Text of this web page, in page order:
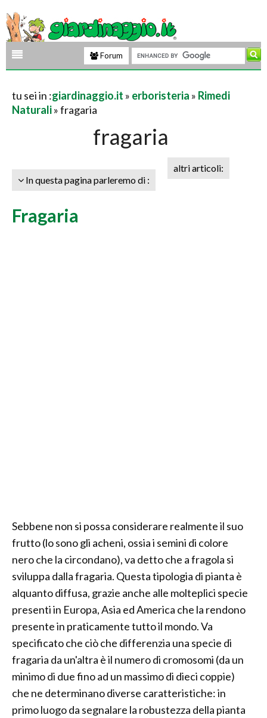
Forum
tu sei in :giardinaggio.it » erboristeria » Rimedi
Naturali» fragaria
fragaria
In questa pagina parleremo di :
altri articoli:
Fragaria
Sebbene non si possa considerare realmente il suo
frutto (lo sono gli acheni, ossia i semini di colore
nero che la circondano), va detto che a fragola si
sviluppa dalla fragaria. Questa tipologia di pianta è
alquanto diffusa, grazie anche alle molteplici specie
presenti in Europa, Asia ed America che la rendono
presente in praticamente tutto il mondo. Va
specificato che ciò che differenzia una specie di
fragaria da un'altra è il numero di cromosomi (da un
minimo di due fino ad un massimo di dieci coppie)
che ne determinano diverse caratteristiche: in
primo luogo da segnalare la robustezza della pianta